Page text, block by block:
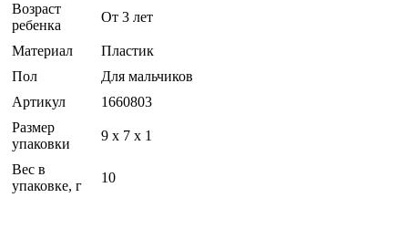
Возраст
ребенка
От 3 лет
Материал
Пластик
Пол
Для мальчиков
Артикул
1660803
Размер
упаковки
9 x 7 x 1
Вес в
упаковке, г
10